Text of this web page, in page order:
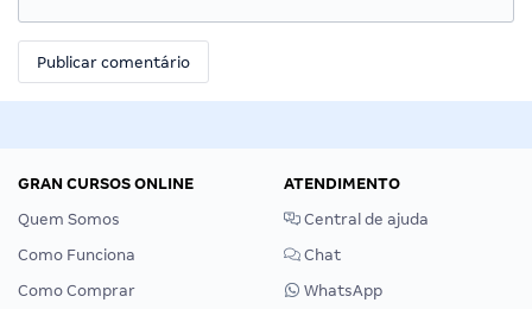
GRAN CURSOS ONLINE
Quem Somos
Como Funciona
Como Comprar
ATENDIMENTO
Central de ajuda
Chat
WhatsApp